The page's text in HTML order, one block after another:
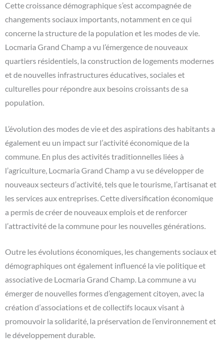
Cette croissance démographique s’est accompagnée de
changements sociaux importants, notamment en ce qui
concerne la structure de la population et les modes de vie.
Locmaria Grand Champ a vu l’émergence de nouveaux
quartiers résidentiels, la construction de logements modernes
et de nouvelles infrastructures éducatives, sociales et
culturelles pour répondre aux besoins croissants de sa
population.
L’évolution des modes de vie et des aspirations des habitants a
également eu un impact sur l’activité économique de la
commune. En plus des activités traditionnelles liées à
l’agriculture, Locmaria Grand Champ a vu se développer de
nouveaux secteurs d’activité, tels que le tourisme, l’artisanat et
les services aux entreprises. Cette diversification économique
a permis de créer de nouveaux emplois et de renforcer
l’attractivité de la commune pour les nouvelles générations.
Outre les évolutions économiques, les changements sociaux et
démographiques ont également influencé la vie politique et
associative de Locmaria Grand Champ. La commune a vu
émerger de nouvelles formes d’engagement citoyen, avec la
création d’associations et de collectifs locaux visant à
promouvoir la solidarité, la préservation de l’environnement et
le développement durable.